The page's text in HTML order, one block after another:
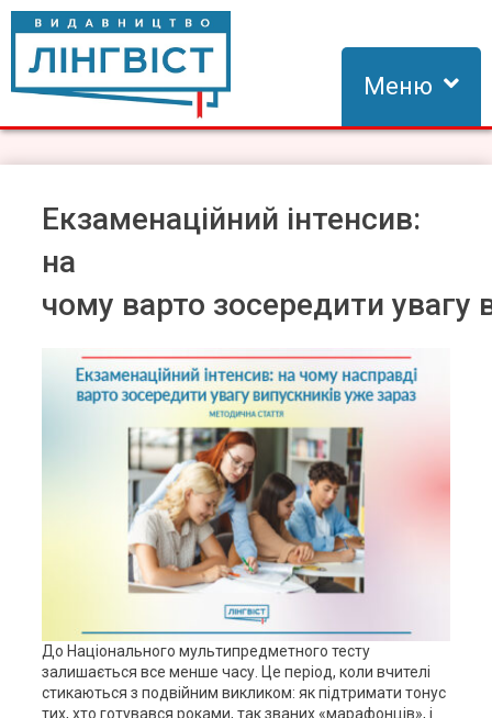
Skip
content
Видавництво Лінгвіст
Видавництво Лінгвіст – адаптація та створення видань для
Меню
Екзаменаційний інтенсив:
на
чому варто зосередити увагу
До Національного мультипредметного тесту
залишається все менше часу. Це період, коли вчителі
стикаються з подвійним викликом: як підтримати тонус
тих, хто готувався роками, так званих «марафонців», і